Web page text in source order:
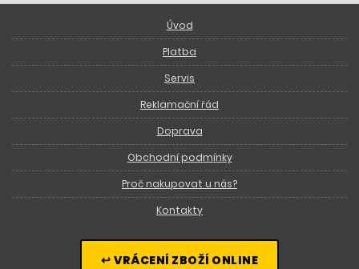
Úvod
Platba
Servis
Reklamační řád
Doprava
Obchodní podmínky
Proč nakupovat u nás?
Kontakty
↩ VRÁCENÍ ZBOŽÍ ONLINE